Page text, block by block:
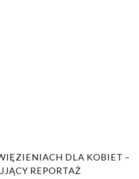
DLA KOBIET –
REPORTAŻ